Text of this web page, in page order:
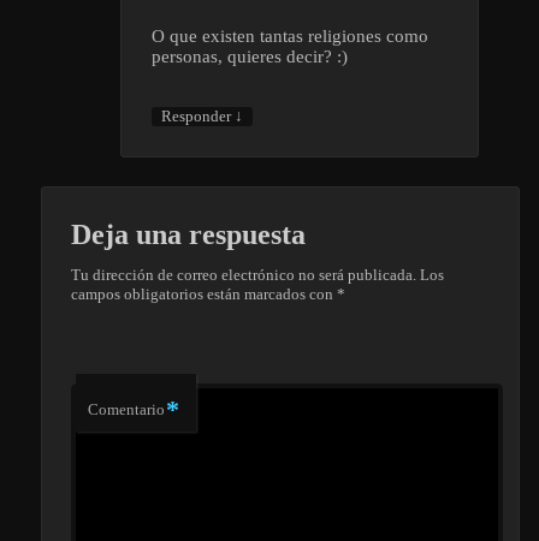
O que existen tantas religiones como
personas, quieres decir? :)
Responder ↓
Deja una respuesta
Tu dirección de correo electrónico no será publicada. Los
campos obligatorios están marcados con*
Comentario *